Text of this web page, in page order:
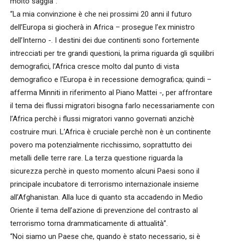
“La mia convinzione è che nei prossimi 20 anni il futuro
dell’Europa si giocherà in Africa – prosegue l’ex ministro
dell’Interno -. I destini dei due continenti sono fortemente
intrecciati per tre grandi questioni, la prima riguarda gli squilibri
demografici, l’Africa cresce molto dal punto di vista
demografico e l’Europa è in recessione demografica; quindi –
afferma Minniti in riferimento al Piano Mattei -, per affrontare
il tema dei flussi migratori bisogna farlo necessariamente con
l’Africa perchè i flussi migratori vanno governati anzichè
costruire muri. L’Africa è cruciale perchè non è un continente
povero ma potenzialmente ricchissimo, soprattutto dei
metalli delle terre rare. La terza questione riguarda la
sicurezza perchè in questo momento alcuni Paesi sono il
principale incubatore di terrorismo internazionale insieme
all’Afghanistan. Alla luce di quanto sta accadendo in Medio
Oriente il tema dell’azione di prevenzione del contrasto al
terrorismo torna drammaticamente di attualità”.
“Noi siamo un Paese che, quando è stato necessario, si è